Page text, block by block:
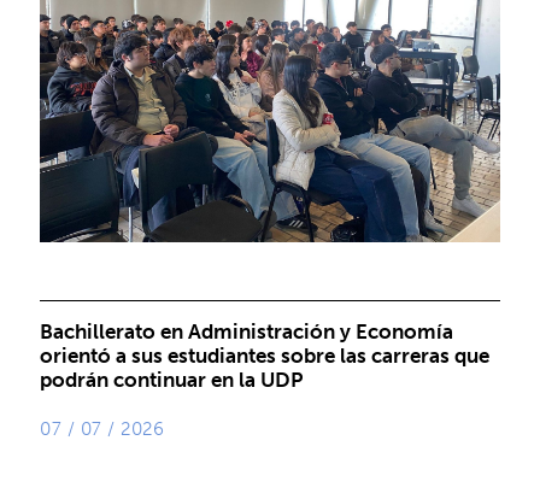
Bachillerato en Administración y Economía
orientó a sus estudiantes sobre las carreras que
podrán continuar en la UDP
07 / 07 / 2026